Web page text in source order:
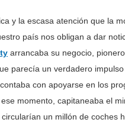
y la escasa atención que la
país nos obligan a dar
arrancaba su negocio,
parecía un verdadero
con apoyarse en los
momento, capitaneaba el
un millón de coches